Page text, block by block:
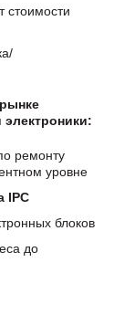
стоимости
ремонту
уровне
IPC
блоков
до